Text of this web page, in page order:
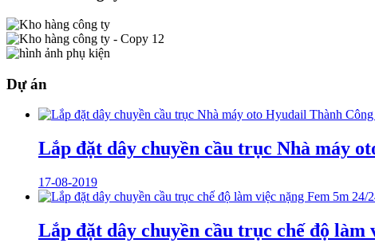
Dự án
Lắp đặt dây chuyền cầu trục Nhà máy
17-08-2019
Lắp đặt dây chuyền cầu trục chế độ làm